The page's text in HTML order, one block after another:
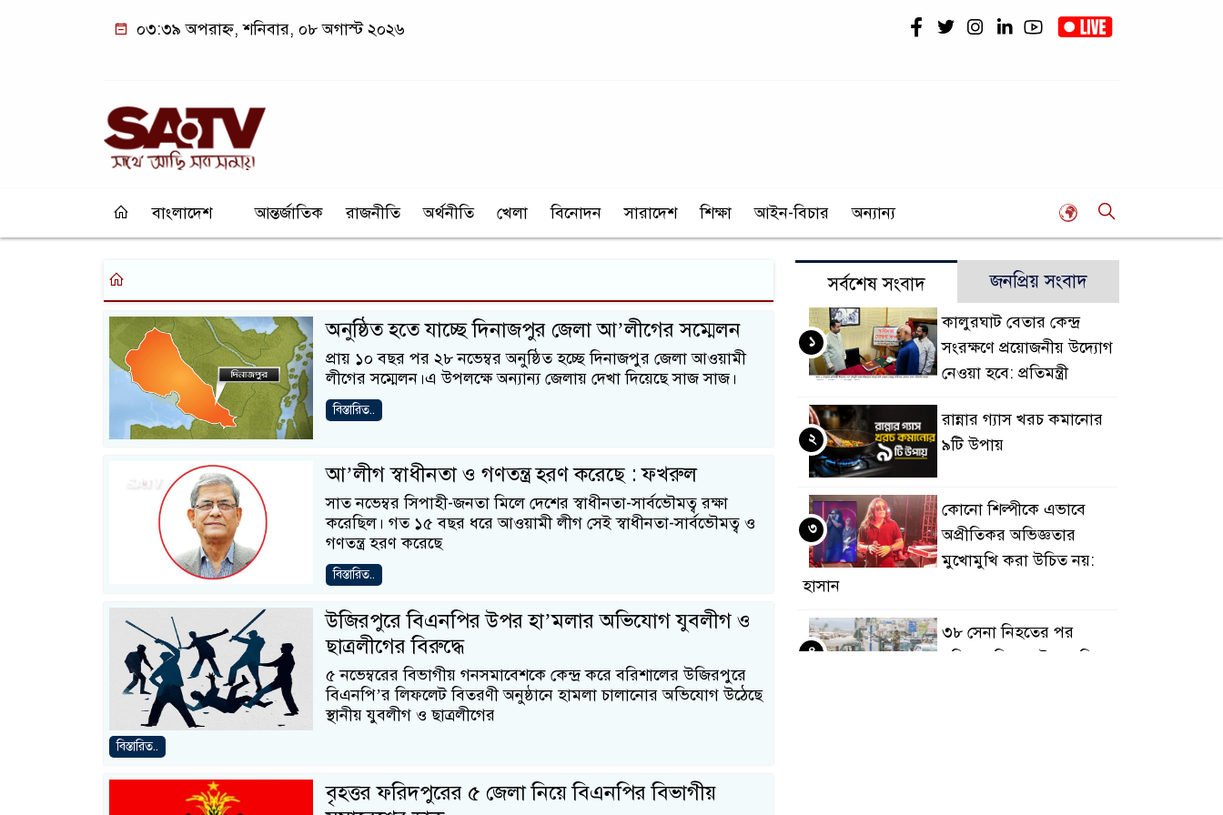
০৩:৩৯ অপরাহ্ন, শনিবার, ০৮ অগাস্ট ২০২৬
বাংলাদেশ আন্তর্জাতিক রাজনীতি অর্থনীতি খেলা বিনোদন সারাদেশ শিক্ষা আইন-বিচার অন্যান্য
অনুষ্ঠিত হতে যাচ্ছে দিনাজপুর জেলা আ’লীগের সম্মেলন
প্রায় ১০ বছর পর ২৮ নভেম্বর অনুষ্ঠিত হচ্ছে দিনাজপুর জেলা আওয়ামী
লীগের সম্মেলন।এ উপলক্ষে অন্যান্য জেলায় দেখা দিয়েছে সাজ সাজ।
বিস্তারিত..
আ’লীগ স্বাধীনতা ও গণতন্ত্র হরণ করেছে : ফখরুল
সাত নভেম্বর সিপাহী-জনতা মিলে দেশের স্বাধীনতা-সার্বভৌমত্ব রক্ষা
করেছিল। গত ১৫ বছর ধরে আওয়ামী লীগ সেই স্বাধীনতা-সার্বভৌমত্ব ও
গণতন্ত্র হরণ করেছে
বিস্তারিত..
উজিরপুরে বিএনপির উপর হা’মলার অভিযোগ যুবলীগ ও
ছাত্রলীগের বিরুদ্ধে
৫ নভেম্বরের বিভাগীয় গনসমাবেশকে কেন্দ্র করে বরিশালের উজিরপুরে
বিএনপি’র লিফলেট বিতরণী অনুষ্ঠানে হামলা চালানোর অভিযোগ উঠেছে
স্থানীয় যুবলীগ ও ছাত্রলীগের
বিস্তারিত..
বৃহত্তর ফরিদপুরের ৫ জেলা নিয়ে বিএনপির বিভাগীয়
সর্বশেষ সংবাদ জনপ্রিয় সংবাদ
কালুরঘাট বেতার কেন্দ্র
সংরক্ষণে প্রয়োজনীয় উদ্যোগ
নেওয়া হবে: প্রতিমন্ত্রী
১
রান্নার গ্যাস খরচ কমানোর
৯টি উপায়
২
কোনো শিল্পীকে এভাবে
অপ্রীতিকর অভিজ্ঞতার
মুখোমুখি করা উচিত নয়:
হাসান
৩
৩৮ সেনা নিহতের পর
হুথিদের বিরুদ্ধে ইয়েমেনি
৪